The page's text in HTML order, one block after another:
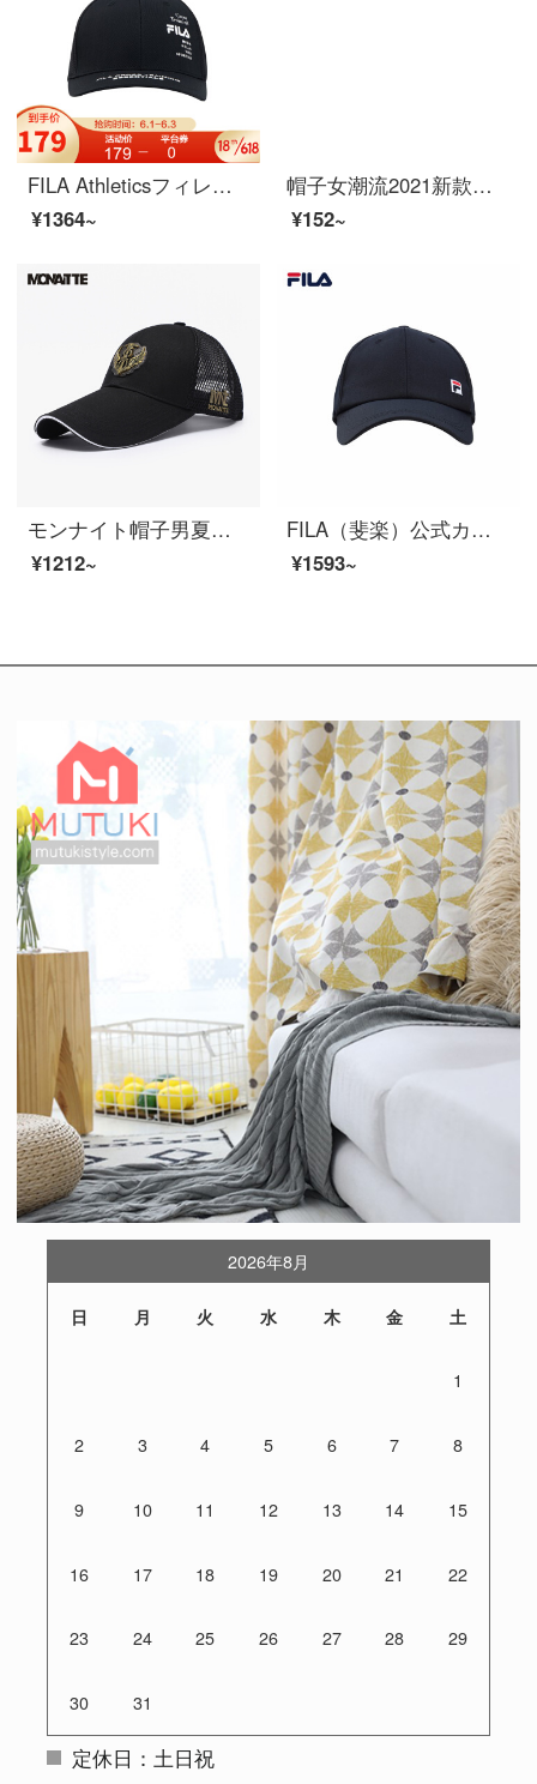
FILA Athleticsフィレカップル野球帽2021年夏新作ファッション野球帽男女深黒-BK XS
¥1364~
帽子女潮流2021新款字母网红鸭舌帽子ins春秋遮阳棒球帽韩版夏季男 4#米色 可调节
¥152~
モンナイト帽子男夏季新款韓国版帽子を長くして夏の日よけサンバイザーハット男屋外釣り運動ハンチングメット透過性の高いネットハット百選サンサン帽女性黒調節可能【55-60 CM】
¥1212~
FILA（斐楽）公式カップル野球帽2021夏新作野球帽レジャーファッションスポーツ伝奇ブルー-NV XS
¥1593~
2026年8月
日 月 火 水 木 金 土
1
2 3 4 5 6 7 8
9 10 11 12 13 14 15
16 17 18 19 20 21 22
23 24 25 26 27 28 29
30 31
定休日：土日祝